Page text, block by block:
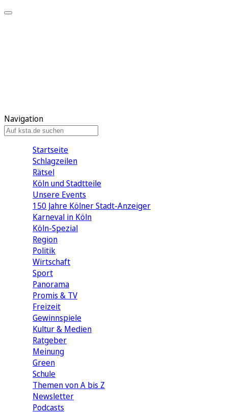
Navigation
Startseite
Schlagzeilen
Rätsel
Köln und Stadtteile
Unsere Events
150 Jahre Kölner Stadt-Anzeiger
Karneval in Köln
Köln-Spezial
Region
Politik
Wirtschaft
Sport
Panorama
Promis & TV
Freizeit
Gewinnspiele
Kultur & Medien
Ratgeber
Meinung
Green
Schule
Themen von A bis Z
Newsletter
Podcasts